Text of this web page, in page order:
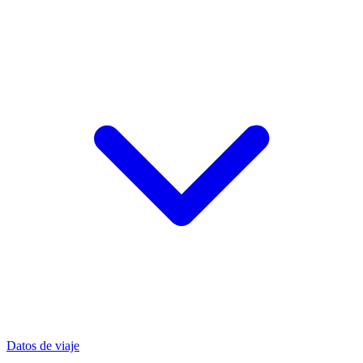
Datos de viaje